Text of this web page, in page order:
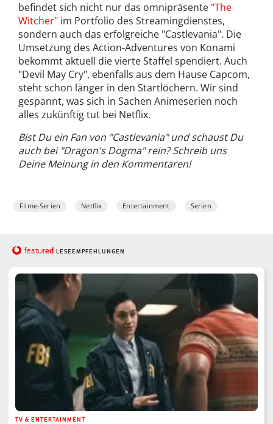
befindet sich nicht nur das omnipräsente "The
Witcher" im Portfolio des Streamingdienstes,
sondern auch das erfolgreiche "Castlevania". Die
Umsetzung des Action-Adventures von Konami
bekommt aktuell die vierte Staffel spendiert. Auch
"Devil May Cry", ebenfalls aus dem Hause Capcom,
steht schon länger in den Startlöchern. Wir sind
gespannt, was sich in Sachen Animeserien noch
alles zukünftig tut bei Netflix.
Bist Du ein Fan von "Castlevania" und schaust Du
auch bei "Dragon's Dogma" rein? Schreib uns
Deine Meinung in den Kommentaren!
Filme-Serien Netflix Entertainment Serien
featured LESEEMPFEHLUNGEN
TV & ENTERTAINMENT